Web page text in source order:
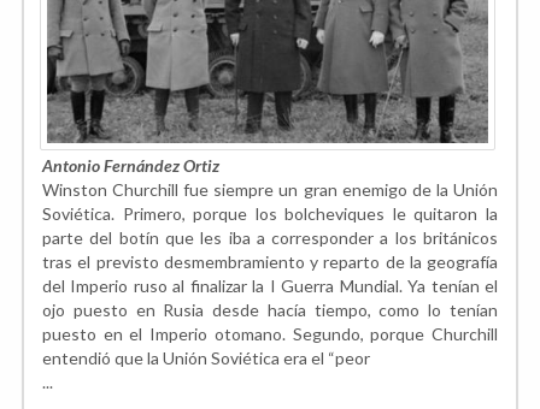
Antonio Fernández Ortiz
Winston Churchill fue siempre un gran enemigo de la Unión
Soviética. Primero, porque los bolcheviques le quitaron la
parte del botín que les iba a corresponder a los británicos
tras el previsto desmembramiento y reparto de la geografía
del Imperio ruso al finalizar la I Guerra Mundial. Ya tenían el
ojo puesto en Rusia desde hacía tiempo, como lo tenían
puesto en el Imperio otomano. Segundo, porque Churchill
entendió que la Unión Soviética era el “peor
...